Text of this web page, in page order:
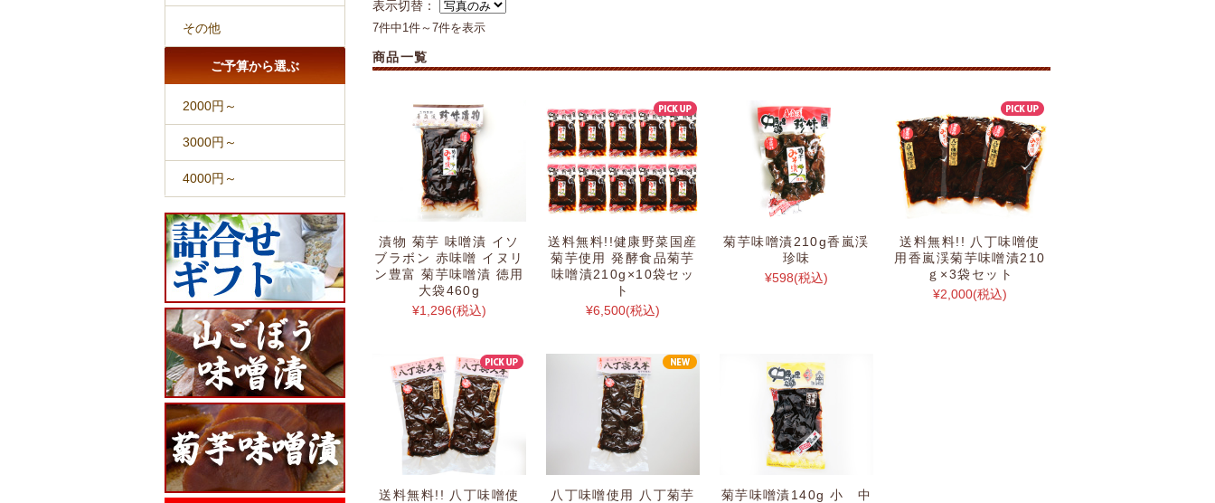
表示切替：
7件中1件～7件を表示
商品一覧
漬物 菊芋 味噌漬 イソ
ブラボン 赤味噌 イヌリ
ン豊富 菊芋味噌漬 徳用
大袋460g
¥1,296(税込)
送料無料!!健康野菜国産
菊芋使用 発酵食品菊芋
味噌漬210g×10袋セッ
ト
¥6,500(税込)
菊芋味噌漬210g香嵐渓
珍味
¥598(税込)
送料無料!! 八丁味噌使
用香嵐渓菊芋味噌漬210
ｇ×3袋セット
¥2,000(税込)
送料無料!! 八丁味噌使
八丁味噌使用 八丁菊芋
菊芋味噌漬140g 小 中
その他
ご予算から選ぶ
2000円～
3000円～
4000円～